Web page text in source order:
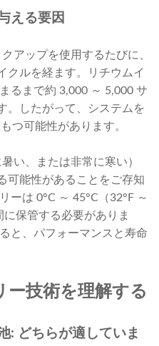
える要因
アップを使用するたびに、
クルを経ます。リチウムイ
るまで約 3,000 ～ 5,000 サ
。したがって、システムを
つ可能性があります。
い、または非常に寒い）
可能性があることをご存知
ーは 0°C ～ 45°C（32°F ～
保管する必要がありま
と、パフォーマンスと寿命
ー技術を理解する
: どちらが適していま